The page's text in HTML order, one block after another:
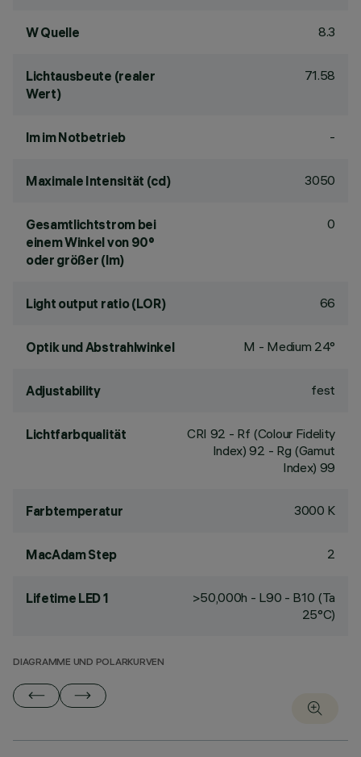
W Quelle 8.3
Lichtausbeute (realer
Wert)
71.58
lm im Notbetrieb -
Maximale Intensität (cd) 3050
Gesamtlichtstrom bei
einem Winkel von 90°
oder größer (lm)
0
Light output ratio (LOR) 66
Optik und Abstrahlwinkel M - Medium 24°
Adjustability fest
Lichtfarbqualität CRI 92 - Rf (Colour Fidelity
Index) 92 - Rg (Gamut
Index) 99
Farbtemperatur 3000 K
MacAdam Step 2
Lifetime LED 1
>50,000h - L90 - B10 (Ta
25°C)
DIAGRAMME UND POLARKURVEN